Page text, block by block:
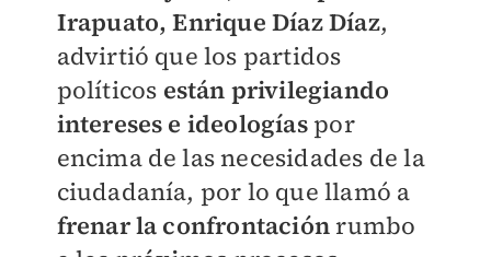
Irapuato, Enrique Díaz Díaz,
advirtió que los partidos
políticos están privilegiando
intereses e ideologíaspor
encima de las necesidades de la
ciudadanía, por lo que llamó a
frenar la confrontaciónrumbo